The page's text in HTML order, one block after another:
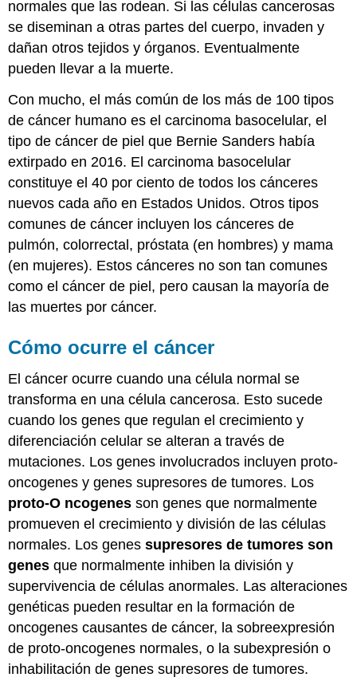
normales que las rodean. Si las células cancerosas
se diseminan a otras partes del cuerpo, invaden y
dañan otros tejidos y órganos. Eventualmente
pueden llevar a la muerte.
Con mucho, el más común de los más de 100 tipos
de cáncer humano es el carcinoma basocelular, el
tipo de cáncer de piel que Bernie Sanders había
extirpado en 2016. El carcinoma basocelular
constituye el 40 por ciento de todos los cánceres
nuevos cada año en Estados Unidos. Otros tipos
comunes de cáncer incluyen los cánceres de
pulmón, colorrectal, próstata (en hombres) y mama
(en mujeres). Estos cánceres no son tan comunes
como el cáncer de piel, pero causan la mayoría de
las muertes por cáncer.
Cómo ocurre el cáncer
El cáncer ocurre cuando una célula normal se
transforma en una célula cancerosa. Esto sucede
cuando los genes que regulan el crecimiento y
diferenciación celular se alteran a través de
mutaciones. Los genes involucrados incluyen proto-
oncogenes y genes supresores de tumores. Los
proto-O ncogenes son genes que normalmente
promueven el crecimiento y división de las células
normales. Los genessupresores de tumores son
genes que normalmente inhiben la división y
supervivencia de células anormales. Las alteraciones
genéticas pueden resultar en la formación de
oncogenes causantes de cáncer, la sobreexpresión
de proto-oncogenes normales, o la subexpresión o
inhabilitación de genes supresores de tumores.